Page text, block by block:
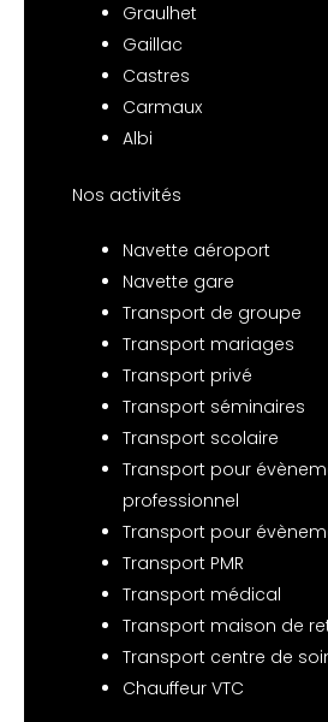
Graulhet
Gaillac
Castres
Carmaux
Albi
Nos activités
Navette aéroport
Navette gare
Transport de groupe
Transport mariages
Transport privé
Transport séminaires
Transport scolaire
Transport pour
professionnel
Transport pour
Transport PMR
Transport médical
Transport maison de
Transport centre de
Chauffeur VTC